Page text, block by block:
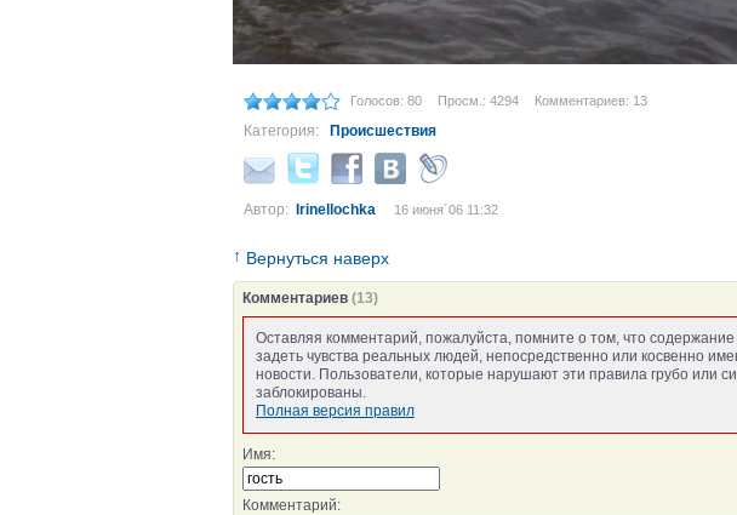
Голосов: 80 Просм.: 4294 Комментариев: 13
Категория: Происшествия
Автор: Irinellochka 16 июня´06 11:32
↑ Вернуться наверх
Комментариев (13)
Оставляя комментарий, пожалуйста, помните о том, что
задеть чувства реальных людей, непосредственно или косвенно
новости. Пользователи, которые нарушают эти правила грубо или
заблокированы.
Полная версия правил
Имя:
Комментарий: